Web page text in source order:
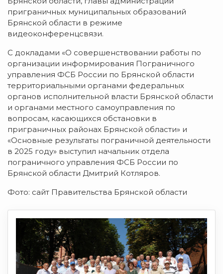
приграничных муниципальных образований
Брянской области в режиме
видеоконференцсвязи.
С докладами «О совершенствовании работы по
организации информирования Пограничного
управления ФСБ России по Брянской области
территориальными органами федеральных
органов исполнительной власти Брянской области
и органами местного самоуправления по
вопросам, касающихся обстановки в
приграничных районах Брянской области» и
«Основные результаты пограничной деятельности
в 2025 году» выступил начальник отдела
пограничного управления ФСБ России по
Брянской области Дмитрий Котляров.
Фото: сайт Правительства Брянской области